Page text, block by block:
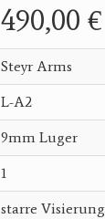
490,00 €
Steyr Arms
L-A2
9mm Luger
1
starre Visierung